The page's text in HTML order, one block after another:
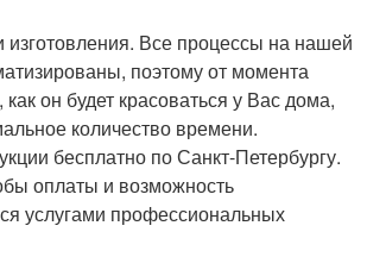
изготовления. Все процессы на нашей
поэтому от момента
как он будет красоваться у Вас дома,
количество времени.
бесплатно по Санкт-Петербургу.
оплаты и возможность
услугами профессиональных